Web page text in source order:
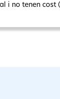
i no tenen cost